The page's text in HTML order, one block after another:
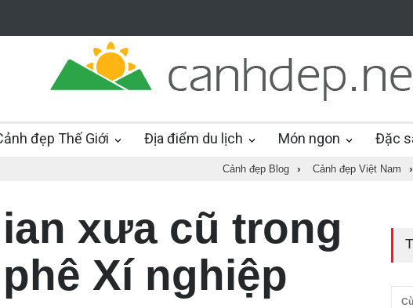
đẹp Thế Giới Địa điểm du lịch Món ngon Đặc
Cảnh đẹp Blog › Cảnh đẹp Việt Nam ›
xưa cũ trong
Xí nghiệp